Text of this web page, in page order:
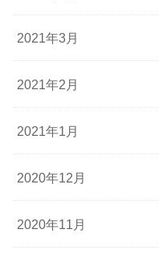
2021年3月
2021年2月
2021年1月
2020年12月
2020年11月